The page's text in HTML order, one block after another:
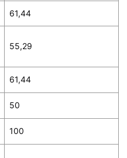
61,44
55,29
61,44
50
100